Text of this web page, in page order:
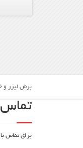
برش لیزر و
تماس
برای تماس